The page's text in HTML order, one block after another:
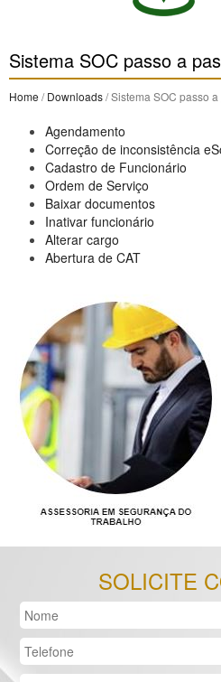
Sistema SOC passo a
Home /Downloads/ Sistema SOC passo a
Agendamento
Correção de inconsistência
Cadastro de Funcionário
Ordem de Serviço
Baixar documentos
Inativar funcionário
Alterar cargo
Abertura de CAT
SOLICITE